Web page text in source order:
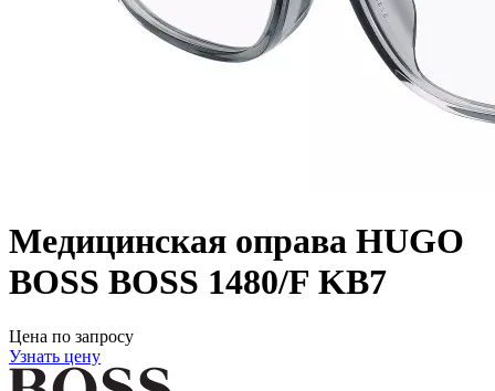
Медицинская оправа HUGO
BOSS BOSS 1480/F KB7
Цена по запросу
Узнать цену